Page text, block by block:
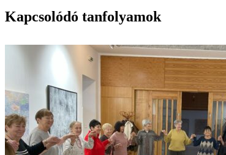
Kapcsolódó tanfolyamok